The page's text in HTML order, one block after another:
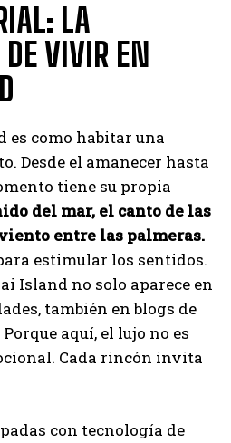
LA
VIVIR EN
como habitar una
Desde el amanecer hasta
tiene su propia
del mar, el canto de las
entre las palmeras.
estimular los sentidos.
Island no solo aparece en
también en blogs de
aquí, el lujo no es
Cada rincón invita
con tecnología de